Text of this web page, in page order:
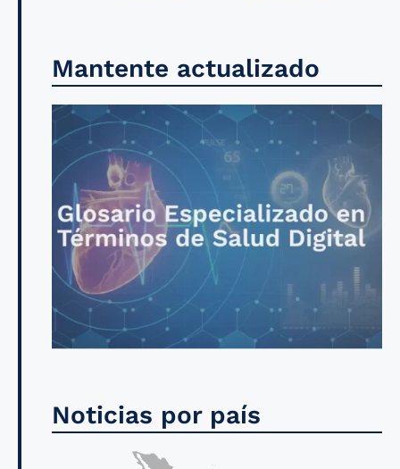
Mantente actualizado
Noticias por país